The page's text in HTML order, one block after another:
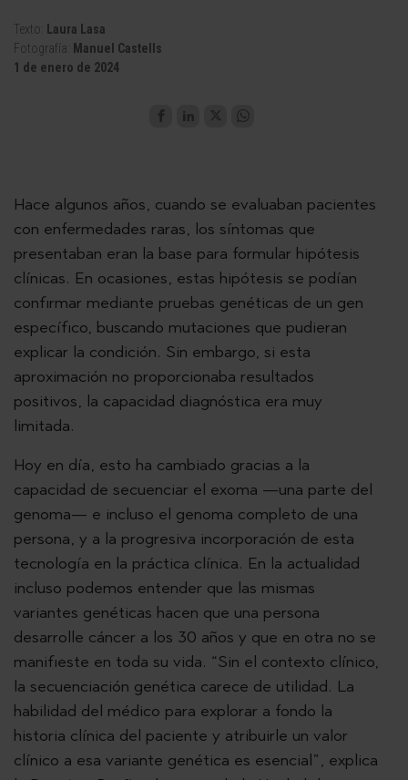
Texto:
Laura Lasa
Fotografía:
Manuel Castells
1 de enero de 2024
Hace algunos años, cuando se evaluaban pacientes
con enfermedades raras, los síntomas que
presentaban eran la base para formular hipótesis
clínicas. En ocasiones, estas hipótesis se podían
confirmar mediante pruebas genéticas de un gen
específico, buscando mutaciones que pudieran
explicar la condición. Sin embargo, si esta
aproximación no proporcionaba resultados
positivos, la capacidad diagnóstica era muy
limitada.
Hoy en día, esto ha cambiado gracias a la
capacidad de secuenciar el exoma —una parte del
genoma— e incluso el genoma completo de una
persona, y a la progresiva incorporación de esta
tecnología en la práctica clínica. En la actualidad
incluso podemos entender que las mismas
variantes genéticas hacen que una persona
desarrolle cáncer a los 30 años y que en otra no se
manifieste en toda su vida. “Sin el contexto clínico,
la secuenciación genética carece de utilidad. La
habilidad del médico para explorar a fondo la
historia clínica del paciente y atribuirle un valor
clínico a esa variante genética es esencial”, explica